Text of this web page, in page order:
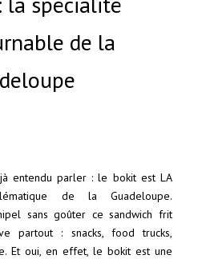
de la
entendu parler : le bokit est LA
de la Guadeloupe.
sans goûter ce sandwich frit
partout : snacks, food trucks,
Et oui, en effet, le bokit est une